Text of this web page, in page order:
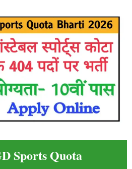
Sports Quota